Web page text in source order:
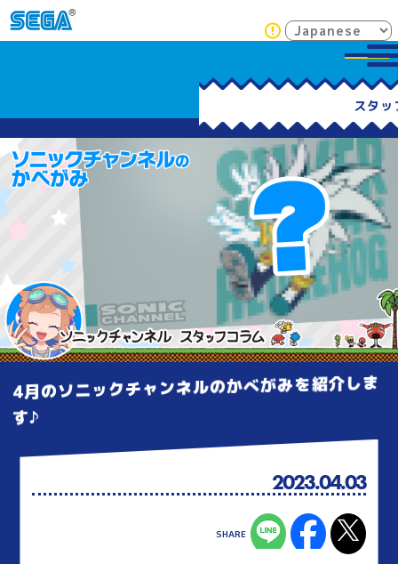
4月のソニックチャンネルのかべがみを紹介しま
す♪
2023.04.03